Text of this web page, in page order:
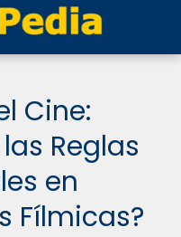
Cine:
Reglas
en
Fílmicas?